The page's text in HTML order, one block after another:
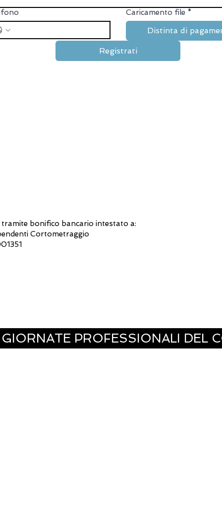
Caricamento file *
Distinta di
Registrati
bonifico bancario intestato a:
Cortometraggio
GIORNATE PROFESSIONALI DEL